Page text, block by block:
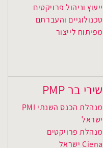
ייעוץ וניהול פרויקטים
טכנולוגיים והעברתם
מפיתוח לייצור
שירי בר PMP
מנהלת הכנס השנתי PMI
ישראל
מנהלת פרויקטים
Ciena ישראל